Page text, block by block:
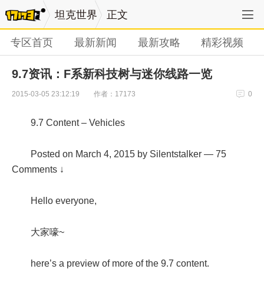
坦克世界 正文
专区首页 最新新闻 最新攻略 精彩视频
9.7资讯：F系新科技树与迷你线路一览
2015-03-05 23:12:19 作者：17173 0
9.7 Content – Vehicles
Posted on March 4, 2015 by Silentstalker — 75
Comments ↓
Hello everyone,
大家嚎~
here’s a preview of more of the 9.7 content.